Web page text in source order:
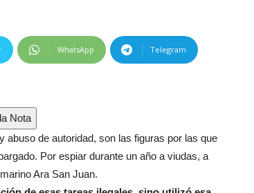
WhatsApp Telegram
Nota
abuso de autoridad, son las figuras por las que
Por espiar durante un año a viudas, a
Ara San Juan.